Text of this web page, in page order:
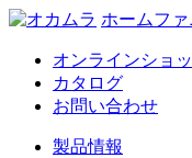
ホームフ
オンラインショ
カタログ
お問い合わせ
製品情報